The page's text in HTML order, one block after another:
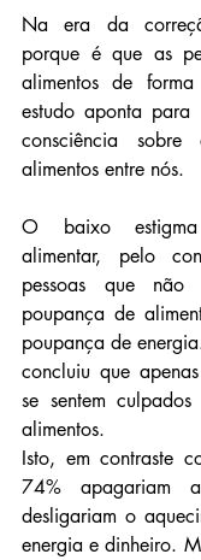
Na era da
porque é que as
alimentos de forma
estudo aponta
consciência
alimentos entre nós.
O baixo
alimentar, pelo
pessoas que
poupança de
poupança de
concluiu que
se sentem
alimentos.
Isto, em contraste
74% apagariam
desligariam o
energia e dinheiro.